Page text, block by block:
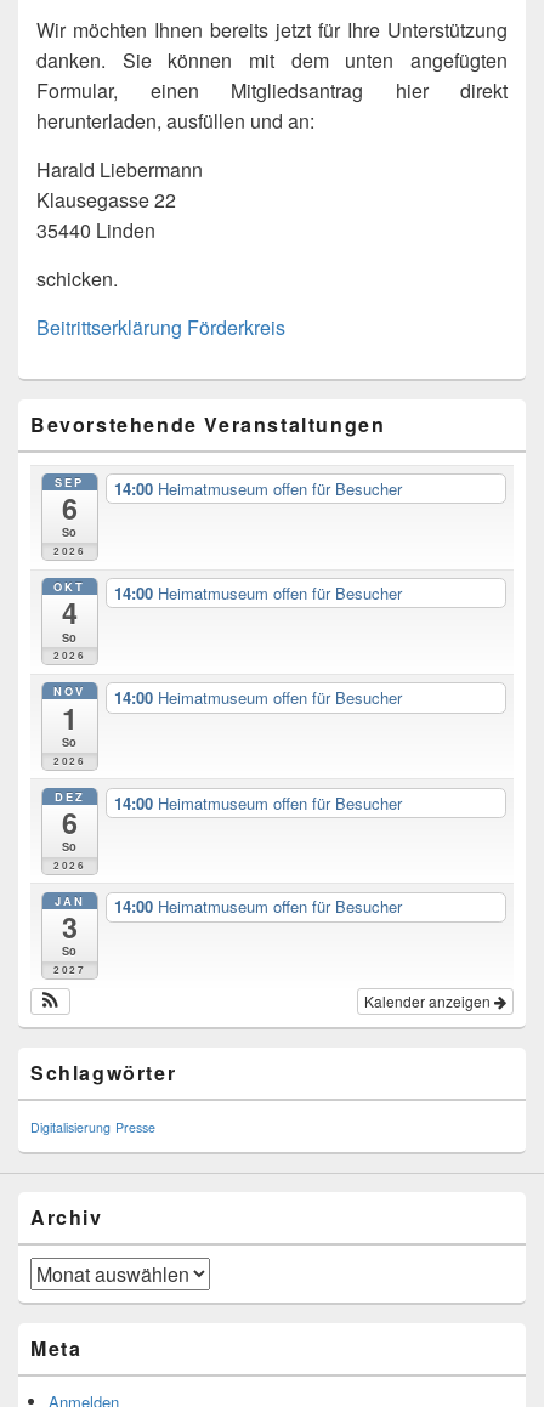
Wir möchten Ihnen bereits jetzt für Ihre Unterstützung
danken. Sie können mit dem unten angefügten
Formular, einen Mitgliedsantrag hier direkt
herunterladen, ausfüllen und an:
Harald Liebermann
Klausegasse 22
35440 Linden
schicken.
Beitrittserklärung Förderkreis
Sidebar
Widget
Area
Bevorstehende Veranstaltungen
SEP
6
So
2026
14:00 Heimatmuseum offen für Besucher
OKT
4
So
2026
14:00 Heimatmuseum offen für Besucher
NOV
1
So
2026
14:00 Heimatmuseum offen für Besucher
DEZ
6
So
2026
14:00 Heimatmuseum offen für Besucher
JAN
3
So
2027
14:00 Heimatmuseum offen für Besucher
Kalender anzeigen
Schlagwörter
Digitalisierung Presse
Archiv
Archiv
Meta
Anmelden